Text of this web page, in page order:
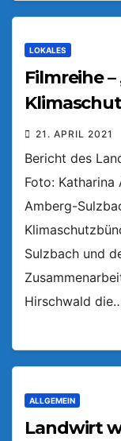
LOKALES
Filmreihe
21. APRIL 2021
Bericht des
Foto:
Amberg-
Sulzbach und
Hirschwald
ALLGEMEIN
Landwirt